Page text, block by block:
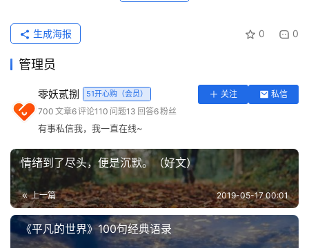
日
一
读
实
用
具
问
答
专
区
登录 注册
几经离愁，岁月伤痕，似水年华般行走的阑珊，是不是那些
太急的风景？就算岁月里的斑驳光影，用荒芜的姿态相互欺
骗，生命里的承诺，一如守着时间赋予苍老的答案，有时盲
才发现，最淡的就是时间的记忆，最伤的就是那一直拼命努
力坚守的情迷。
清浅流年，用一季温暖的拥抱，给自己一点安慰，即使岁月
不堪的情迷，万般苦恼，季节里流露的离愁，缱倦心间，曾
走过有风，有雨的征途，相信阳光依旧是温暖明媚的，明天
的希望，不会蹉跎这一刻的脆弱，永远活给自己，必定要走
过苦泪交际，相信总有一时快乐，只属于和自己快乐的分
0 0
生成海报
管理员
零妖贰捌 51开心购（会员） 关注
私信
700 文章6评论110 问题13 回答6粉丝
有事私信我，我一直在线~
情绪到了尽头，便是沉默。（好文）
上一篇 2019-05-17 00:01
《平凡的世界》100句经典语录